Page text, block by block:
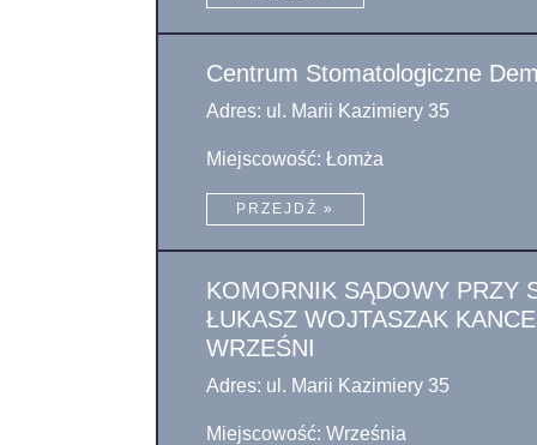
Centrum Stomatologiczne
Adres: ul. Marii Kazimiery 35
Miejscowość: Łomża
PRZEJDŹ »
KOMORNIK SĄDOWY PRZY
ŁUKASZ WOJTASZAK
WRZEŚNI
Adres: ul. Marii Kazimiery 35
Miejscowość: Września